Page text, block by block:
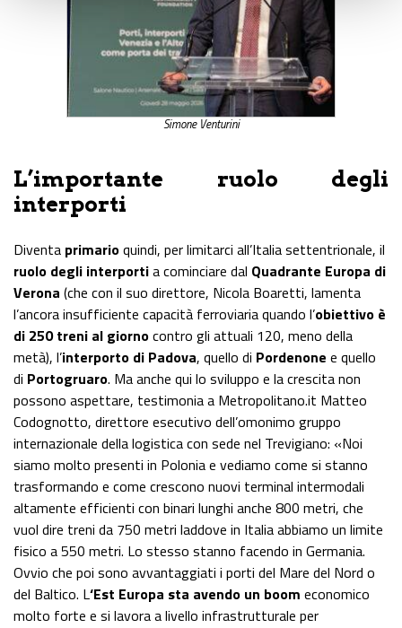
Simone Venturini
L’importante ruolo degli
interporti
Diventa primarioquindi, per limitarci all’Italia settentrionale, il
ruolo degli interportia cominciare dal Quadrante Europa di
Verona (che con il suo direttore, Nicola Boaretti, lamenta
l’ancora insufficiente capacità ferroviaria quando l’obiettivo è
di 250 treni al giornocontro gli attuali 120, meno della
metà), l’interporto di Padova, quello di Pordenone e quello
di Portogruaro. Ma anche qui lo sviluppo e la crescita non
possono aspettare, testimonia a Metropolitano.it Matteo
Codognotto, direttore esecutivo dell’omonimo gruppo
internazionale della logistica con sede nel Trevigiano: «Noi
siamo molto presenti in Polonia e vediamo come si stanno
trasformando e come crescono nuovi terminal intermodali
altamente efficienti con binari lunghi anche 800 metri, che
vuol dire treni da 750 metri laddove in Italia abbiamo un limite
fisico a 550 metri. Lo stesso stanno facendo in Germania.
Ovvio che poi sono avvantaggiati i porti del Mare del Nord o
del Baltico. L‘Est Europa sta avendo un boom economico
molto forte e si lavora a livello infrastrutturale per